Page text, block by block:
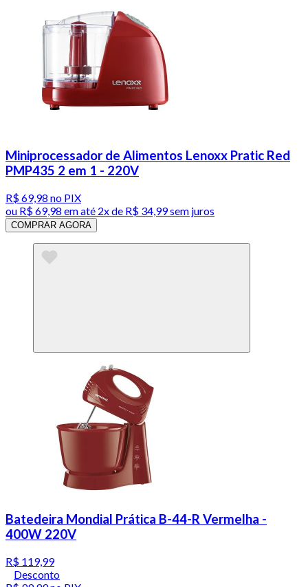
Miniprocessador de Alimentos Lenoxx Pratic Red
PMP435 2 em 1 - 220V
R$ 69,98 no PIX
ou R$ 69,98 em até 2x de R$ 34,99 sem juros
COMPRAR AGORA
Batedeira Mondial Prática B-44-R Vermelha -
400W 220V
R$ 119,99
Desconto